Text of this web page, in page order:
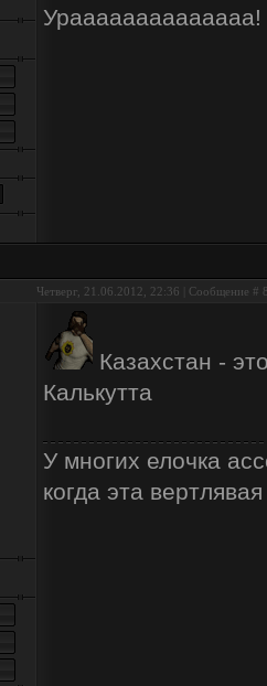
Ураааааааааааааа!
Четверг, 21.06.2012, 22:36 | Сообщение #
Казахстан -
Калькутта
У многих елочка
когда эта